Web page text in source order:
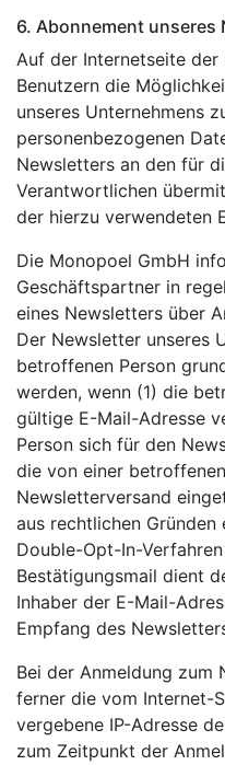
6. Abonnement unseres
Auf der Internetseite
Benutzern die
unseres Unternehmens
personenbezogenen
Newsletters an den für
Verantwortlichen
der hierzu verwendeten
Die Monopoel GmbH
Geschäftspartner in
eines Newsletters über
Der Newsletter unseres
betroffenen Person
werden, wenn (1) die
gültige E-Mail-Adresse
Person sich für den
die von einer
Newsletterversand
aus rechtlichen Gründen
Double-Opt-In-
Bestätigungsmail dient
Inhaber der E-Mail-
Empfang des
Bei der Anmeldung zum
ferner die vom Internet-
vergebene IP-Adresse
zum Zeitpunkt der